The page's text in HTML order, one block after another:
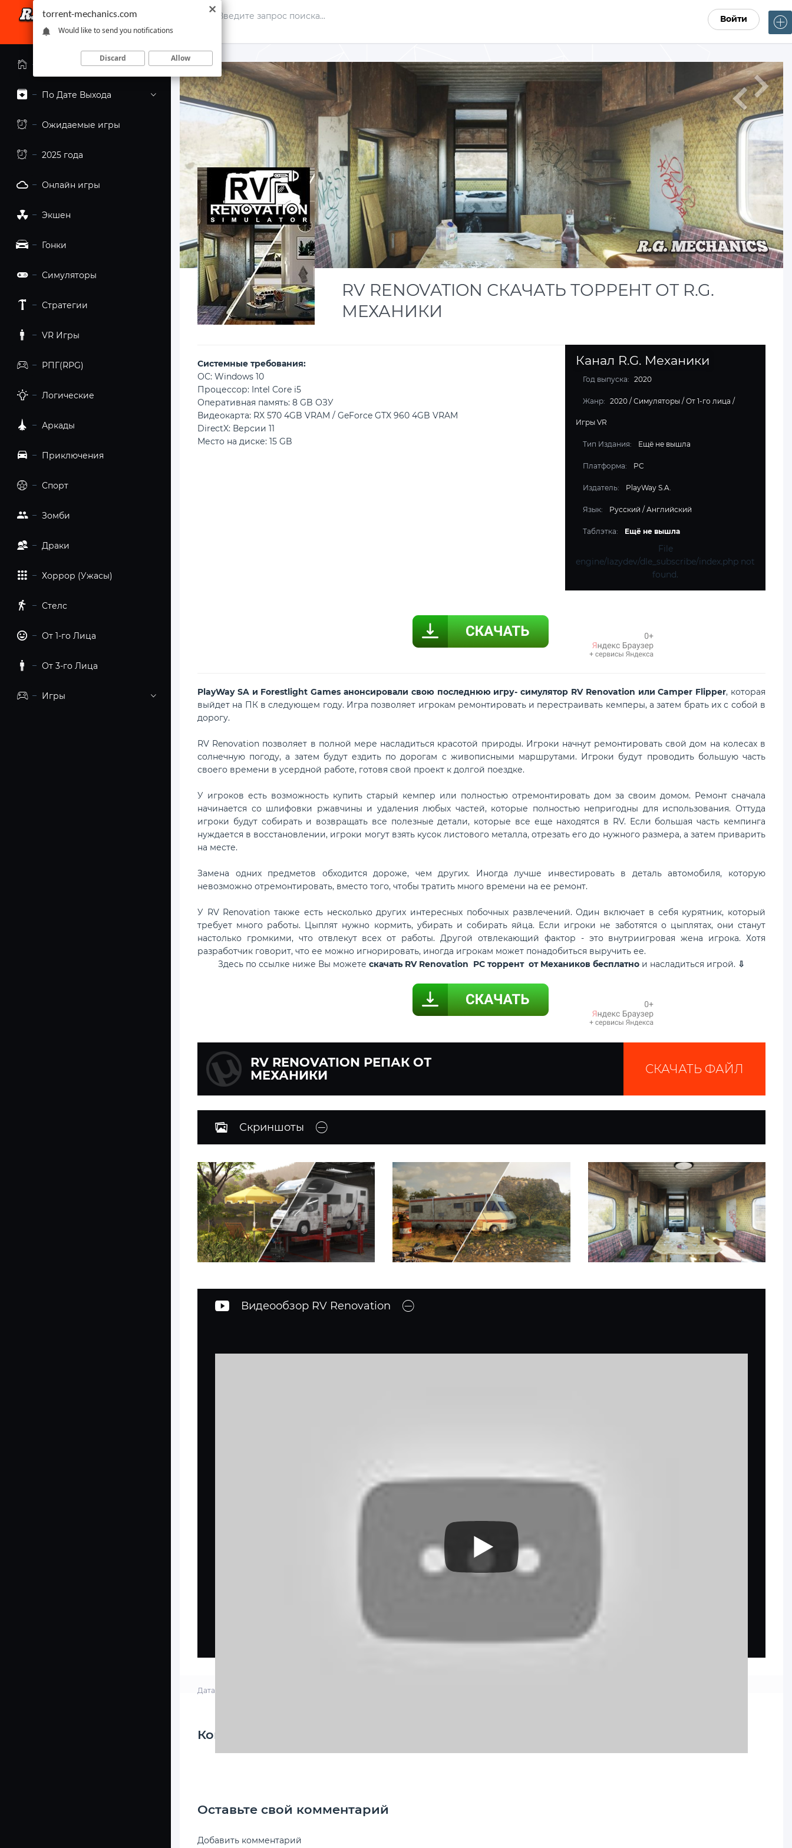
Войти
Главная страница
По Дате Выхода
Ожидаемые игры
2025 года
Онлайн игры
Экшен
Гонки
Симуляторы
Стратегии
VR Игры
РПГ(RPG)
Логические
Аркады
Приключения
Спорт
Зомби
Драки
Хоррор (Ужасы)
Стелс
От 1-го Лица
От 3-го Лица
Игры
RV RENOVATION СКАЧАТЬ ТОРРЕНТ ОТ R.G.
МЕХАНИКИ
Канал R.G. Механики
Год выпуска: 2020
Жанр: 2020 /Симуляторы /От 1-го лица /
Игры VR
Тип Издания: Ещё не вышла
Платформа: PC
Издатель: PlayWay S.A.
Язык: Русский / Английский
Таблэтка: Ещё не вышла
File
engine/lazydev/dle_subscribe/index.php not
found.
Cистемные требования:
ОС: Windows 10
Процессор: Intel Core i5
Оперативная память: 8 GB ОЗУ
Видеокарта: RX 570 4GB VRAM / GeForce GTX 960 4GB VRAM
DirectX: Версии 11
Место на диске: 15 GB
PlayWay SA и Forestlight Games анонсировали свою последнюю игру- симулятор RV Renovation или Camper Flipper, которая
выйдет на ПК в следующем году. Игра позволяет игрокам ремонтировать и перестраивать кемперы, а затем брать их с собой в
дорогу.
RV Renovation позволяет в полной мере насладиться красотой природы. Игроки начнут ремонтировать свой дом на колесах в
солнечную погоду, а затем будут ездить по дорогам с живописными маршрутами. Игроки будут проводить большую часть
своего времени в усердной работе, готовя свой проект к долгой поездке.
У игроков есть возможность купить старый кемпер или полностью отремонтировать дом за своим домом. Ремонт сначала
начинается со шлифовки ржавчины и удаления любых частей, которые полностью непригодны для использования. Оттуда
игроки будут собирать и возвращать все полезные детали, которые все еще находятся в RV. Если большая часть кемпинга
нуждается в восстановлении, игроки могут взять кусок листового металла, отрезать его до нужного размера, а затем приварить
на месте.
Замена одних предметов обходится дороже, чем других. Иногда лучше инвестировать в деталь автомобиля, которую
невозможно отремонтировать, вместо того, чтобы тратить много времени на ее ремонт.
У RV Renovation также есть несколько других интересных побочных развлечений. Один включает в себя курятник, который
требует много работы. Цыплят нужно кормить, убирать и собирать яйца. Если игроки не заботятся о цыплятах, они станут
настолько громкими, что отвлекут всех от работы. Другой отвлекающий фактор - это внутриигровая жена игрока. Хотя
разработчик говорит, что ее можно игнорировать, иногда игрокам может понадобиться выручить ее.
Здесь по ссылке ниже Вы можете скачать RV Renovation PC торрент от Механиков бесплатно и насладиться игрой. ⇩
RV RENOVATION РЕПАК ОТ
МЕХАНИКИ
СКАЧАТЬ ФАЙЛ
Скриншоты
Видеообзор RV Renovation
Дата: 22-09-2020, 09:39
Комментарии к материалу — 0
Оставьте свой комментарий
Добавить комментарий
torrent-mechanics.com
Would like to send you notifications
Discard Allow